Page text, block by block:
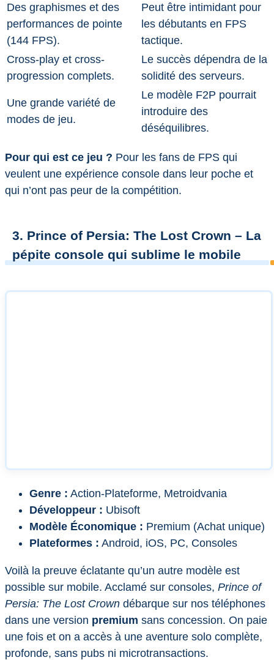
Des graphismes et des
performances de pointe
(144 FPS).
Peut être intimidant pour
les débutants en FPS
tactique.
Cross-play et cross-
progression complets.
Le succès dépendra de la
solidité des serveurs.
Une grande variété de
modes de jeu.
Le modèle F2P pourrait
introduire des
déséquilibres.
Pour qui est ce jeu ? Pour les fans de FPS qui
veulent une expérience console dans leur poche et
qui n’ont pas peur de la compétition.
3. Prince of Persia: The Lost Crown – La
pépite console qui sublime le mobile
Genre : Action-Plateforme, Metroidvania
Développeur : Ubisoft
Modèle Économique : Premium (Achat unique)
Plateformes : Android, iOS, PC, Consoles
Voilà la preuve éclatante qu’un autre modèle est
possible sur mobile. Acclamé sur consoles, Prince of
Persia: The Lost Crown débarque sur nos téléphones
dans une version premium sans concession. On paie
une fois et on a accès à une aventure solo complète,
profonde, sans pubs ni microtransactions.